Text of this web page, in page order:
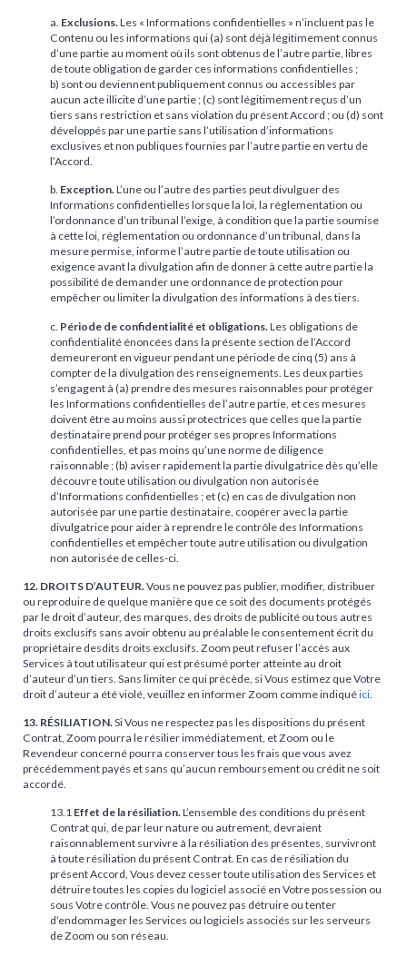
a. Exclusions.Les « Informations confidentielles » n’incluent pas le
Contenu ou les informations qui (a) sont déjà légitimement connus
d’une partie au moment où ils sont obtenus de l’autre partie, libres
de toute obligation de garder ces informations confidentielles ;
b) sont ou deviennent publiquement connus ou accessibles par
aucun acte illicite d’une partie ; (c) sont légitimement reçus d’un
tiers sans restriction et sans violation du présent Accord ; ou (d) sont
développés par une partie sans l’utilisation d’informations
exclusives et non publiques fournies par l’autre partie en vertu de
l’Accord.
b. Exception.L’une ou l’autre des parties peut divulguer des
Informations confidentielles lorsque la loi, la réglementation ou
l’ordonnance d’un tribunal l’exige, à condition que la partie soumise
à cette loi, réglementation ou ordonnance d’un tribunal, dans la
mesure permise, informe l’autre partie de toute utilisation ou
exigence avant la divulgation afin de donner à cette autre partie la
possibilité de demander une ordonnance de protection pour
empêcher ou limiter la divulgation des informations à des tiers.
c. Période de confidentialité et obligations. Les obligations de
confidentialité énoncées dans la présente section de l’Accord
demeureront en vigueur pendant une période de cinq (5) ans à
compter de la divulgation des renseignements. Les deux parties
s’engagent à (a) prendre des mesures raisonnables pour protéger
les Informations confidentielles de l’autre partie, et ces mesures
doivent être au moins aussi protectrices que celles que la partie
destinataire prend pour protéger ses propres Informations
confidentielles, et pas moins qu’une norme de diligence
raisonnable ; (b) aviser rapidement la partie divulgatrice dès qu’elle
découvre toute utilisation ou divulgation non autorisée
d’Informations confidentielles ; et (c) en cas de divulgation non
autorisée par une partie destinataire, coopérer avec la partie
divulgatrice pour aider à reprendre le contrôle des Informations
confidentielles et empêcher toute autre utilisation ou divulgation
non autorisée de celles-ci.
12. DROITS D’AUTEUR. Vous ne pouvez pas publier, modifier, distribuer
ou reproduire de quelque manière que ce soit des documents protégés
par le droit d’auteur, des marques, des droits de publicité ou tous autres
droits exclusifs sans avoir obtenu au préalable le consentement écrit du
propriétaire desdits droits exclusifs. Zoom peut refuser l’accès aux
Services à tout utilisateur qui est présumé porter atteinte au droit
d’auteur d’un tiers. Sans limiter ce qui précède, si Vous estimez que Votre
droit d’auteur a été violé, veuillez en informer Zoom comme indiquéici
13. RÉSILIATION.Si Vous ne respectez pas les dispositions du présent
Contrat, Zoom pourra le résilier immédiatement, et Zoom ou le
Revendeur concerné pourra conserver tous les frais que vous avez
précédemment payés et sans qu’aucun remboursement ou crédit ne soit
accordé.
13.1 Effet de la résiliation.L’ensemble des conditions du présent
Contrat qui, de par leur nature ou autrement, devraient
raisonnablement survivre à la résiliation des présentes, survivront
à toute résiliation du présent Contrat. En cas de résiliation du
présent Accord, Vous devez cesser toute utilisation des Services et
détruire toutes les copies du logiciel associé en Votre possession ou
sous Votre contrôle. Vous ne pouvez pas détruire ou tenter
d’endommager les Services ou logiciels associés sur les serveurs
de Zoom ou son réseau.